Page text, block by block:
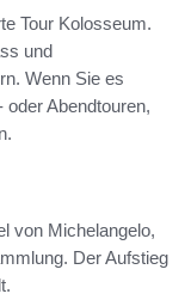
Tour Kolosseum.
und
Wenn Sie es
Abendtouren,
von Michelangelo,
Der Aufstieg